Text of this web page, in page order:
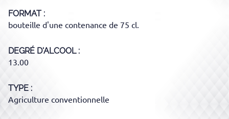
FORMAT
bouteille d'une contenance de 75 cl.
DEGRÉ D'ALCOOL
13.00
TYPE
Agriculture conventionnelle